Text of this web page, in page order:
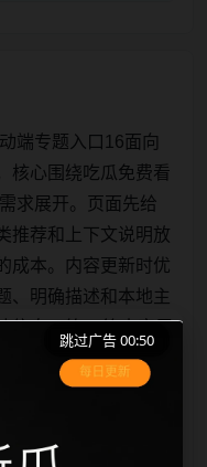
端专题入口16面向
核心围绕吃瓜免费看
求展开。页面先给
推荐和上下文说明放
成本。内容更新时优
、明确描述和本地主
信息。第16篇内容用
、栏目页、首页推
明统一绑定站点主关
跳过广告 00:50